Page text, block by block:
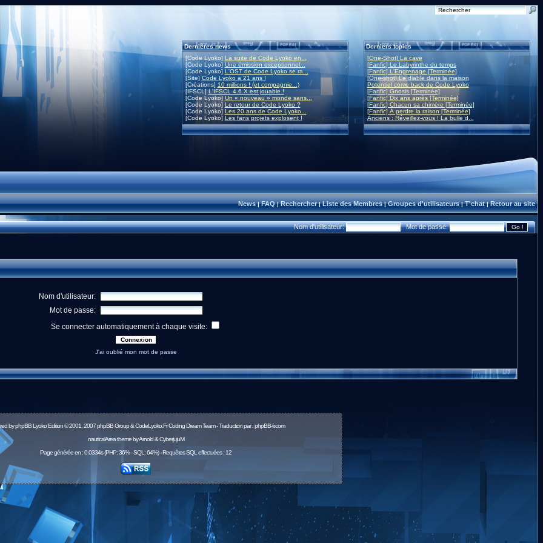
Dernières news
[Code Lyoko] La suite de Code Lyoko en...
[Code Lyoko]Une émission exceptionnel...
[Code Lyoko] L'OST de Code Lyoko se ra...
[Site] Code Lyoko a 21 ans !
[Créations] 10 millions ! (et compagnie...)
[IFSCL]L'IFSCL 4.6.X est jouable !
[Code Lyoko] Un « nouveau » monde sans...
[Code Lyoko] Le retour de Code Lyoko ?
[Code Lyoko] Les 20 ans de Code Lyoko...
[Code Lyoko] Les fans projets explosent !
Derniers topics
[One-Shot] La cave
[Fanfic] Le Labyrinthe du temps
[Fanfic] L'Engrenage [Terminée]
[One-shot] Le diable dans la maison
Potentiel come back de Code Lyoko
[Fanfic] Gnosis [Terminée]
[Fanfic] Dix ans après [Terminée]
[Fanfic] Chacun sa chimère [Terminée]
[Fanfic] À perdre la raison [Terminée]
Anciens : Réveillez-vous ! La bulle d...
News|FAQ|Rechercher|Liste des Membres|Groupes d'utilisateurs|T'chat|Retour au site
Nom d'utilisateur: Mot de passe:
Nom d'utilisateur:
Mot de passe:
Se connecter automatiquement à chaque visite:
J'ai oublié mon mot de passe
byphpBBLyoko Edition © 2001, 2007 phpBB Group & CodeLyoko.Fr Coding Dream Team - Traduction par :phpBB-fr.com
nauticalArea theme by Arnold & CyberjujuM
Page générée en : 0.0334s (PHP: 36% - SQL: 64%) - Requêtes SQL effectuées : 12